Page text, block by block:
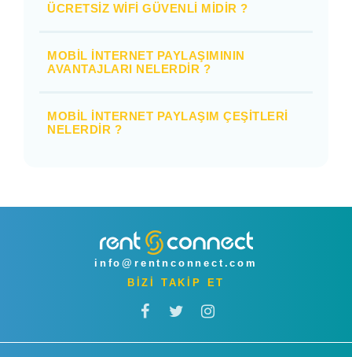
ÜCRETSIZ WIFI GÜVENLI MIDIR ?
MOBIL İNTERNET PAYLAŞIMININ
AVANTAJLARI NELERDIR ?
MOBIL İNTERNET PAYLAŞIM ÇEŞITLERI
NELERDIR ?
info@rentnconnect.com
BİZİ TAKİP ET